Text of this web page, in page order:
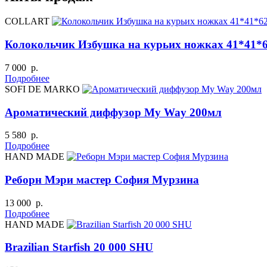
COLLART
Колокольчик Избушка на курьих ножках
7 000 р.
Подробнее
SOFI DE MARKO
Ароматический диффузор My Way 200мл
5 580 р.
Подробнее
HAND MADE
Реборн Мэри мастер София Мурзина
13 000 р.
Подробнее
HAND MADE
Brazilian Starfish 20 000 SHU